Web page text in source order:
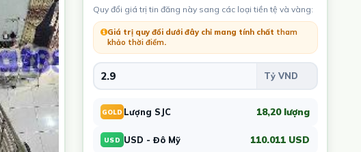
Quy đổi giá trị tin đăng này sang các loại tiền tệ và vàng:
Giá trị quy đổi dưới đây chỉ mang tính chất tham
khảo thời điểm.
GOLD Lượng SJC 18,20 lượng
USD USD - Đô Mỹ 110.011 USD